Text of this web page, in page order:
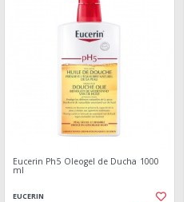
Eucerin Ph5 Oleogel de Ducha 1000
ml
EUCERIN